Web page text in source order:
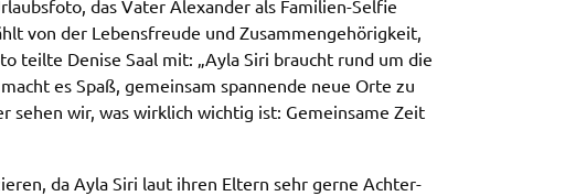
das Vater Alex­an­der als Fami­li­en-Selfie
von der Lebens­freu­de und Zusam­men­ge­hö­rig­keit,
teil­te Deni­se Saal mit: „Ayla Siri braucht rund um die
es Spaß, gemein­sam span­nen­de neue Orte zu
sehen wir, was wirk­lich wich­tig ist: Gemein­sa­me Zeit
da Ayla Siri laut ihren Eltern sehr gerne Achter­